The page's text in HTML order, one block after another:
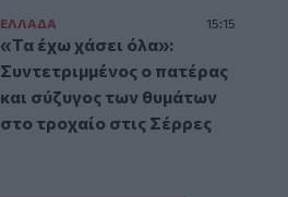
ΕΛΛAΔΑ 15:15
«Τα έχω χάσει όλα»:
Συντετριμμένος ο πατέρας
και σύζυγος των θυμάτων
στο τροχαίο στις Σέρρες